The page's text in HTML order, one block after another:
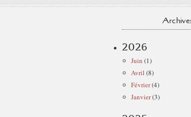
2026
Juin (1)
Avril (8)
Février(4)
Janvier(3)